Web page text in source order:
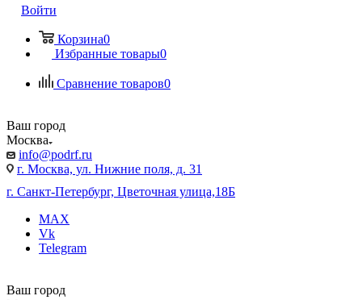
Войти
Корзина0
Избранные товары0
Сравнение товаров0
Ваш город
Москва
info@podrf.ru
г. Москва, ул. Нижние поля, д. 31
г. Санкт-Петербург, Цветочная улица,18Б
MAX
Vk
Telegram
Ваш город